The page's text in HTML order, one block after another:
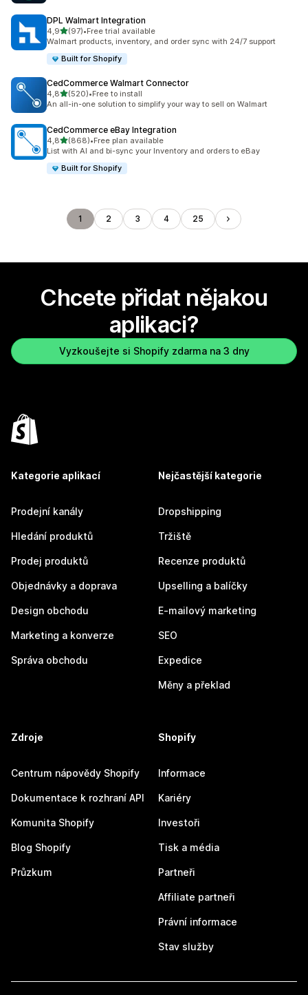
DPL Walmart Integration
4,9z 5 hvězd
(97)
Celkový počet recenzí: 97
•Free trial available
Walmart products, inventory, and order sync with 24/7 support
Built for Shopify
CedCommerce Walmart Connector
4,8z 5 hvězd
(520)
Celkový počet recenzí: 520
•Free to install
An all-in-one solution to simplify your way to sell on Walmart
CedCommerce eBay Integration
4,8z 5 hvězd
(868)
Celkový počet recenzí: 868
•Free plan available
List with AI and bi-sync your Inventory and orders to eBay
Built for Shopify
1 2 3 4 25
Chcete přidat nějakou
aplikaci?
Vyzkoušejte si Shopify zdarma na 3 dny
Kategorie aplikací
Prodejní kanály
Hledání produktů
Prodej produktů
Objednávky a doprava
Design obchodu
Marketing a konverze
Správa obchodu
Nejčastější kategorie
Dropshipping
Tržiště
Recenze produktů
Upselling a balíčky
E-mailový marketing
SEO
Expedice
Měny a překlad
Zdroje
Centrum nápovědy Shopify
Dokumentace k rozhraní API
Komunita Shopify
Blog Shopify
Průzkum
Shopify
Informace
Kariéry
Investoři
Tisk a média
Partneři
Affiliate partneři
Právní informace
Stav služby